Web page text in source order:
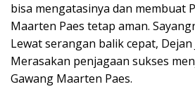
bisa mengatasinya dan membuat
Maarten Paes tetap aman.
Lewat serangan balik cepat,
Merasakan penjagaan sukses
Gawang Maarten Paes.